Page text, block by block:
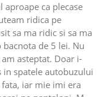
aproape ca plecase
ridica pe
sa ma ridic si sa ma
de 5 lei. Nu
asteptat. Doar i-
spatele autobuzului
iar mie imi era